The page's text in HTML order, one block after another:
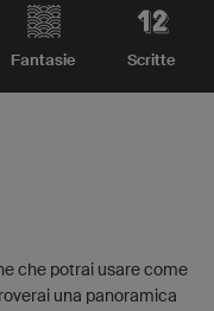
Fantasie Scritte
che potrai usare come
una panoramica